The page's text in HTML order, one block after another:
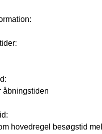
åbningstiden
hovedregel besøgstid